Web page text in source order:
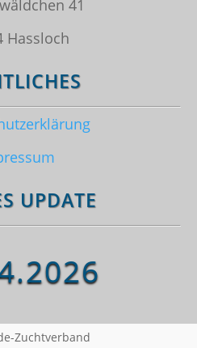
41
Hassloch
UPDATE
Zuchtverband